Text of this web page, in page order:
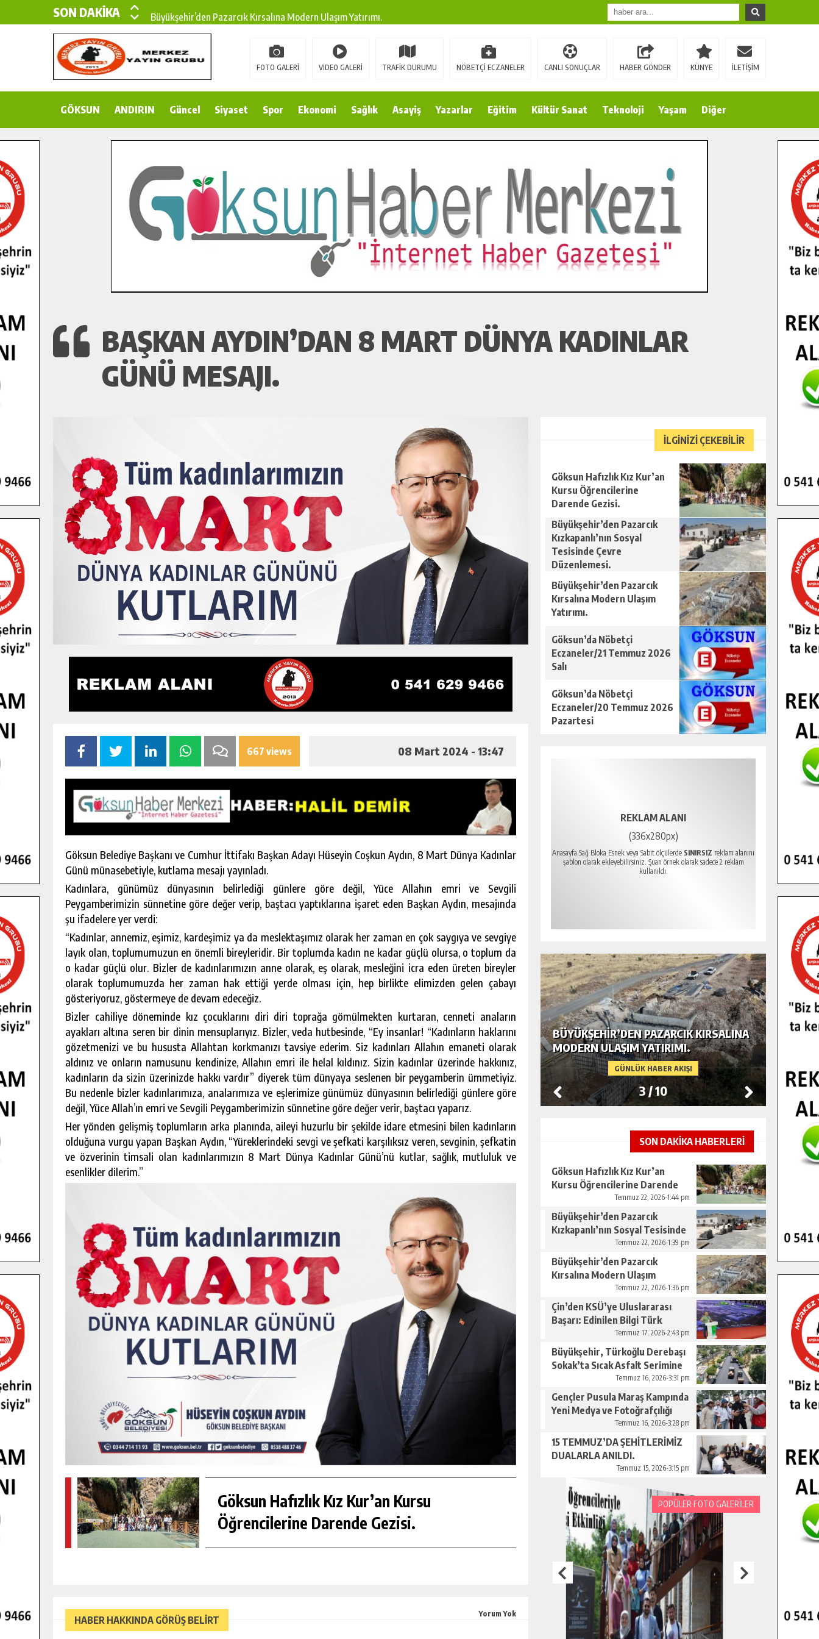
SON DAKİKA
Büyükşehir’den Pazarcık Kırsalına Modern Ulaşım Yatırımı.
Çin’den KSÜ’ye Uluslararası Başarı: Edinilen Bilgi Türk Tarımına Katkı Sağlayacak.
Büyükşehir, Türkoğlu Derebaşı Sokak’ta Sıcak Asfalt Serimine Başladı.
15 TEMMUZ’DA ŞEHİTLERİMİZ DUALARLA ANILDI.
Bertiz’in Yeni Köprüsünde Sona Doğru.
FOTO GALERİ VIDEO GALERİ TRAFİK DURUMU NÖBETÇİ ECZANELER CANLI SONUÇLAR HABER GÖNDER KÜNYE İLETİŞİM
GÖKSUN ANDIRIN Güncel Siyaset Spor Ekonomi Sağlık Asayiş Yazarlar Eğitim Kültür Sanat Teknoloji Yaşam Diğer
BAŞKAN AYDIN’DAN 8 MART DÜNYA KADINLAR
GÜNÜ MESAJI.
667 views 08 Mart 2024 - 13:47
Göksun Belediye Başkanı ve Cumhur İttifakı Başkan Adayı Hüseyin Coşkun Aydın, 8 Mart Dünya Kadınlar
Günü münasebetiyle, kutlama mesajı yayınladı.
Kadınlara, günümüz dünyasının belirlediği günlere göre değil, Yüce Allahın emri ve Sevgili
Peygamberimizin sünnetine göre değer verip, baştacı yaptıklarına işaret eden Başkan Aydın, mesajında
şu ifadelere yer verdi:
“Kadınlar, annemiz, eşimiz, kardeşimiz ya da meslektaşımız olarak her zaman en çok saygıya ve sevgiye
layık olan, toplumumuzun en önemli bireyleridir. Bir toplumda kadın ne kadar güçlü olursa, o toplum da
o kadar güçlü olur. Bizler de kadınlarımızın anne olarak, eş olarak, mesleğini icra eden üreten bireyler
olarak toplumumuzda her zaman hak ettiği yerde olması için, hep birlikte elimizden gelen çabayı
gösteriyoruz, göstermeye de devam edeceğiz.
Bizler cahiliye döneminde kız çocuklarını diri diri toprağa gömülmekten kurtaran, cenneti anaların
ayakları altına seren bir dinin mensuplarıyız. Bizler, veda hutbesinde, “Ey insanlar! “Kadınların haklarını
gözetmenizi ve bu hususta Allahtan korkmanızı tavsiye ederim. Siz kadınları Allahın emaneti olarak
aldınız ve onların namusunu kendinize, Allahın emri ile helal kıldınız. Sizin kadınlar üzerinde hakkınız,
kadınların da sizin üzerinizde hakkı vardır” diyerek tüm dünyaya seslenen bir peygamberin ümmetiyiz.
Bu nedenle bizler kadınlarımıza, analarımıza ve eşlerimize günümüz dünyasının belirlediği günlere göre
değil, Yüce Allah’ın emri ve Sevgili Peygamberimizin sünnetine göre değer verir, baştacı yaparız.
Her yönden gelişmiş toplumların arka planında, aileyi huzurlu bir şekilde idare etmesini bilen kadınların
olduğuna vurgu yapan Başkan Aydın, “Yüreklerindeki sevgi ve şefkati karşılıksız veren, sevginin, şefkatin
ve özverinin timsali olan kadınlarımızın 8 Mart Dünya Kadınlar Günü’nü kutlar, sağlık, mutluluk ve
esenlikler dilerim.”
Göksun Hafızlık Kız Kur’an Kursu
Öğrencilerine Darende Gezisi.
HABER HAKKINDA GÖRÜŞ BELİRT
Yorum Yok
İLGİNİZİ ÇEKEBİLİR
Göksun Hafızlık Kız Kur’an
Kursu Öğrencilerine
Darende Gezisi.
Büyükşehir’den Pazarcık
Kızkapanlı’nın Sosyal
Tesisinde Çevre
Düzenlemesi.
Büyükşehir’den Pazarcık
Kırsalına Modern Ulaşım
Yatırımı.
Göksun’da Nöbetçi
Eczaneler/21 Temmuz 2026
Salı
Göksun’da Nöbetçi
Eczaneler/20 Temmuz 2026
Pazartesi
REKLAM ALANI
(336x280px)
Anasayfa Sağ Bloka Esnek veya Sabit ölçülerde SINIRSIZ reklam alanını
şablon olarak ekleyebilirsiniz. Şuan örnek olarak sadece 2 reklam
kullanıldı.
GÜNLÜK HABER AKIŞI
GÖKSUN HAFIZLIK KIZ KUR’AN KURSU
ÖĞRENCILERINE DARENDE GEZISI.
GÜNLÜK HABER AKIŞI
BÜYÜKŞEHIR’DEN PAZARCIK
KIZKAPANLI’NIN SOSYAL TESISINDE
ÇEVRE DÜZENLEMESI.
GÜNLÜK HABER AKIŞI
BÜYÜKŞEHIR’DEN PAZARCIK KIRSALINA
MODERN ULAŞIM YATIRIMI.
3/10
SON DAKİKA HABERLERİ
Göksun Hafızlık Kız Kur’an
Kursu Öğrencilerine Darende
Temmuz 22, 2026-1:44 pm
Büyükşehir’den Pazarcık
Kızkapanlı’nın Sosyal Tesisinde
Çevre Düzenlemesi.Temmuz 22, 2026-1:39 pm
Büyükşehir’den Pazarcık
Kırsalına Modern Ulaşım
Temmuz 22, 2026-1:36 pm
Çin’den KSÜ’ye Uluslararası
Başarı: Edinilen Bilgi Türk
Tarımına Katkı Sağlayacak.
Temmuz 17, 2026-2:43 pm
Büyükşehir, Türkoğlu Derebaşı
Sokak’ta Sıcak Asfalt Serimine
Temmuz 16, 2026-3:31 pm
Gençler Pusula Maraş Kampında
Yeni Medya ve Fotoğrafçılığı
Temmuz 16, 2026-3:28 pm
15 TEMMUZ’DA ŞEHİTLERİMİZ
DUALARLA ANILDI.
Temmuz 15, 2026-3:15 pm
POPÜLER FOTO GALERİLER